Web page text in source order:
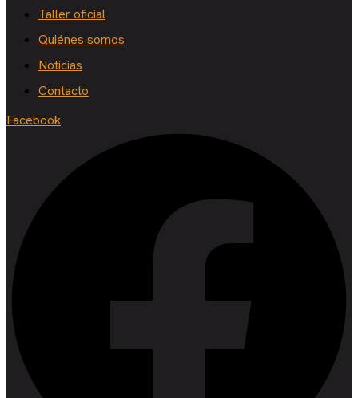
Taller oficial
Quiénes somos
Noticias
Contacto
Facebook